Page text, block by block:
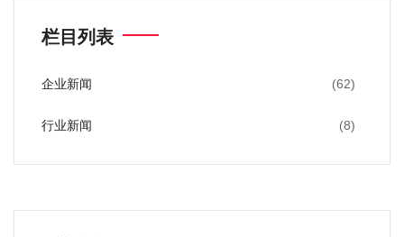
栏目列表
企业新闻 (62)
行业新闻 (8)